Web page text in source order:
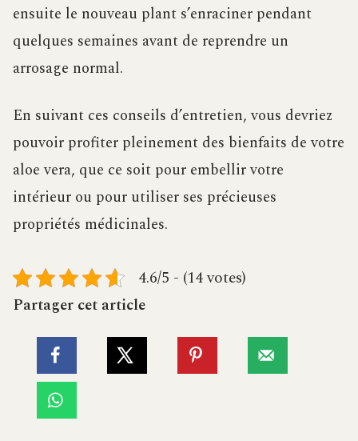
ensuite le nouveau plant s’enraciner pendant
quelques semaines avant de reprendre un
arrosage normal.
En suivant ces conseils d’entretien, vous devriez
pouvoir profiter pleinement des bienfaits de votre
aloe vera, que ce soit pour embellir votre
intérieur ou pour utiliser ses précieuses
propriétés médicinales.
4.6/5 - (14 votes)
Partager cet article